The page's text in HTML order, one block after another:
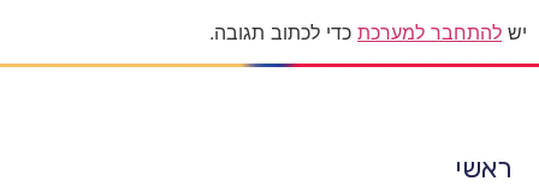
יש להתחבר למערכת כדי לכתוב תגובה.
ראשי